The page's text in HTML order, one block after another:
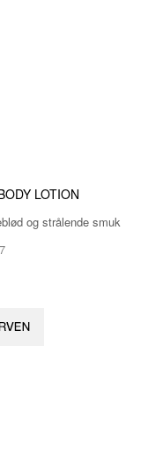
LOTION
og strålende smuk